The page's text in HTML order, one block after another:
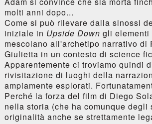
molti anni dopo...
Come si può rilevare dalla sinossi
iniziale in Upside Down gli
mescolano all'archetipo narrativo di
Giulietta in un contesto di science
Apparentemente ci troviamo quindi
rivisitazione di luoghi della
ampiamente esplorati.
Perché la forza del film di Diego
nella storia (che ha comunque degli
originalità anche se strettamente